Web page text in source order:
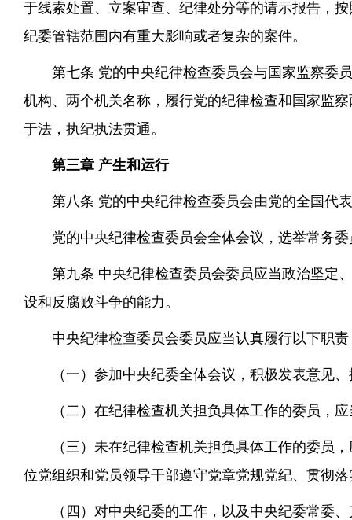
于线索处置、立案审查、纪律处分等的请示报告，
纪委管辖范围内有重大影响或者复杂的案件。
第七条 党的中央纪律检查委员会与国家监察委
机构、两个机关名称，履行党的纪律检查和国家监
于法，执纪执法贯通。
第三章 产生和运行
第八条 党的中央纪律检查委员会由党的全国代
党的中央纪律检查委员会全体会议，选举常务
第九条 中央纪律检查委员会委员应当政治坚定
设和反腐败斗争的能力。
中央纪律检查委员会委员应当认真履行以下职责
（一）参加中央纪委全体会议，积极发表意见
（二）在纪律检查机关担负具体工作的委员，
（三）未在纪律检查机关担负具体工作的委员
位党组织和党员领导干部遵守党章党规党纪、贯彻
（四）对中央纪委的工作，以及中央纪委常委